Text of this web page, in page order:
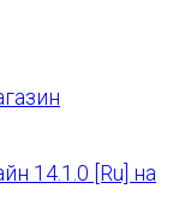
14.1.0 [Ru] на